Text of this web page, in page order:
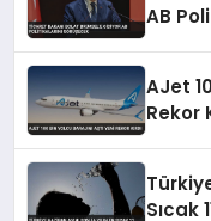
AB
AJet
Rekor
Sıcak